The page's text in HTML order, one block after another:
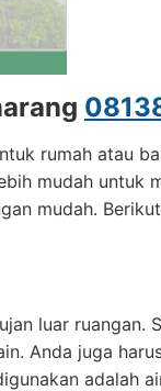
rumah atau
mudah untuk
mudah.
luar ruangan.
Anda juga
adalah